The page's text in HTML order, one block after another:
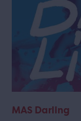
MAS Darling